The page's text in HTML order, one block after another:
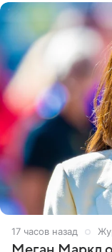
17 часов назад